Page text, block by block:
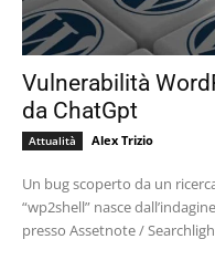
Vulnerabilità
da ChatGpt
Attualità Alex Trizio
Un bug scoperto da un ricercatore (e
“wp2shell” nasce
presso Assetnote /